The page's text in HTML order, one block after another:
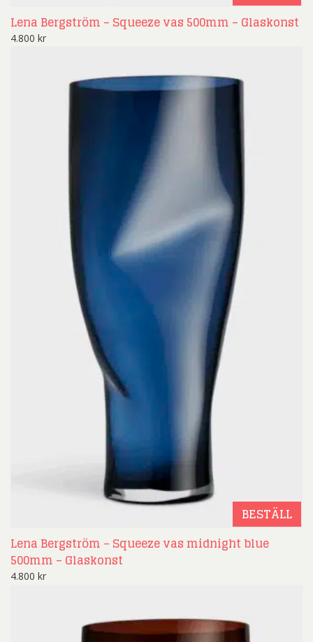
Lena Bergström – Squeeze vas 500mm – Glaskonst
4.800 kr
BESTÄLL
Lena Bergström – Squeeze vas midnight blue
500mm – Glaskonst
4.800 kr